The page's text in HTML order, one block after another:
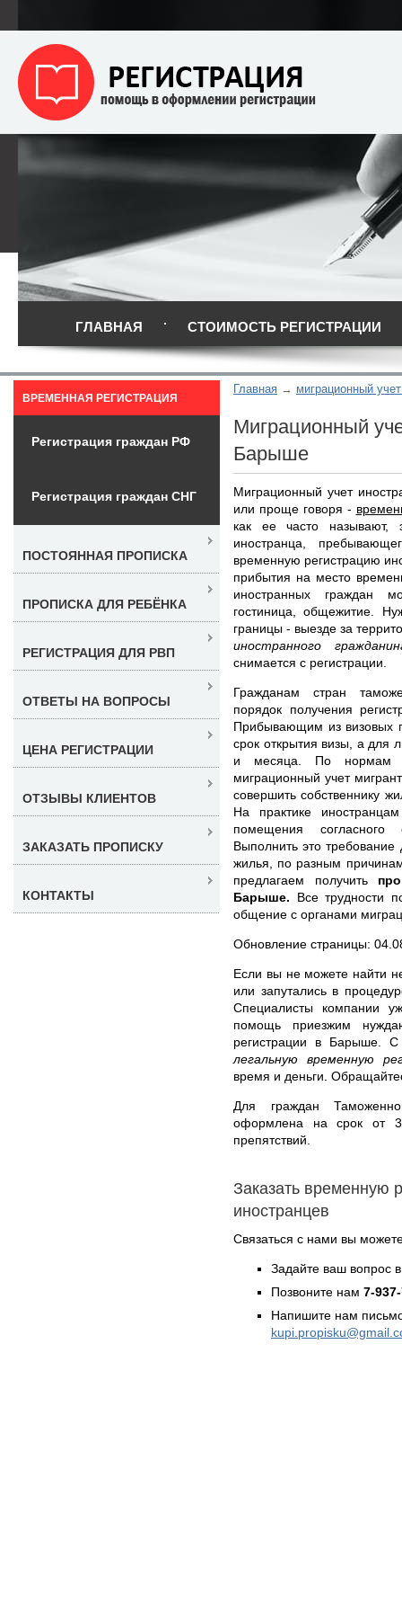
ГЛАВНАЯ СТОИМОСТЬ РЕГИСТРАЦИИ
Главная миграционный
Миграционный
Барыше
Миграционный учет
или проще говоря -
как ее часто называют,
иностранца,
временную регистрацию
прибытия на место
иностранных граждан
гостиница, общежитие.
границы - выезде за
иностранного
снимается с регистрации.
Гражданам стран
порядок получения
Прибывающим из визовых
срок открытия визы, а для
и месяца. По нормам
миграционный учет
совершить собственнику
На практике
помещения
Выполнить это требование
жилья, по разным
предлагаем получить
Барыше. Все трудности
общение с органами
Обновление страницы:
Если вы не можете найти
или запутались в
Специалисты компании
помощь приезжим
регистрации в
легальную временную
время и деньги.
Для граждан
оформлена на срок от
препятствий.
Заказать временную
иностранцев
Связаться с нами вы
Задайте ваш вопрос
Позвоните нам 7-
Напишите нам
ВРЕМЕННАЯ РЕГИСТРАЦИЯ
Регистрация граждан РФ
Регистрация граждан СНГ
ПОСТОЯННАЯ ПРОПИСКА
ПРОПИСКА ДЛЯ РЕБЁНКА
РЕГИСТРАЦИЯ ДЛЯ РВП
ОТВЕТЫ НА ВОПРОСЫ
ЦЕНА РЕГИСТРАЦИИ
ОТЗЫВЫ КЛИЕНТОВ
ЗАКАЗАТЬ ПРОПИСКУ
КОНТАКТЫ